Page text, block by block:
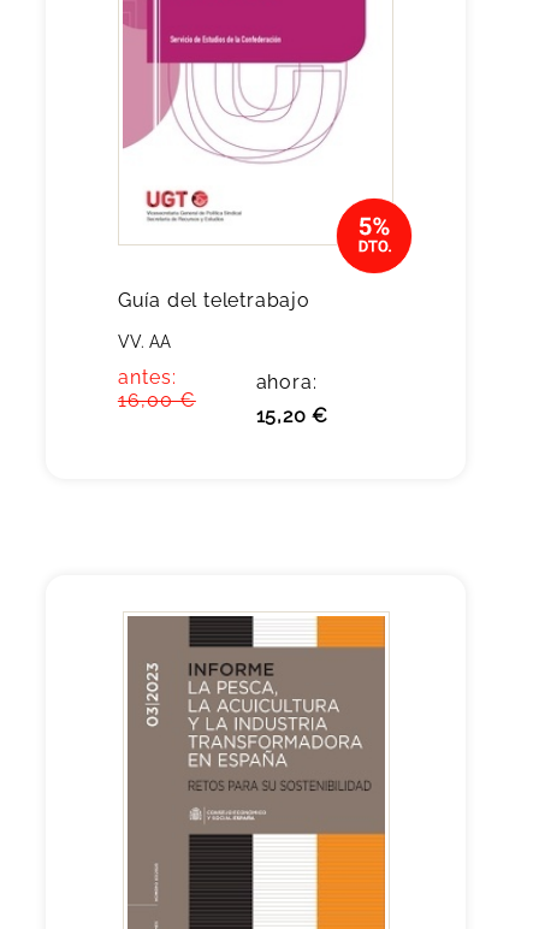
Guía del teletrabajo
VV. AA
antes:
16,00 €
ahora:
15,20 €